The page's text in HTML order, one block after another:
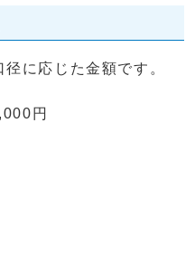
に応じた金額です。
円